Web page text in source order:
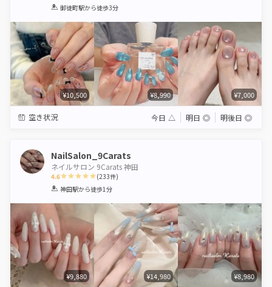
1 2 3 4 5
御徒町駅から徒歩3分
¥10,500 ¥8,990 ¥7,000
空き状況 今日 △ 明日 ◎ 明後日 ◎
NailSalon_9Carats
ネイルサロン 9Carats 神田
4.6
1 2 3 4 5
(233件)
神田駅から徒歩1分
¥9,880 ¥14,980 ¥8,980